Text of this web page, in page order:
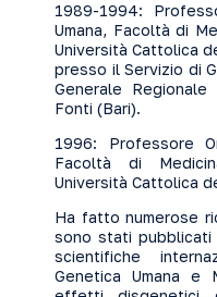
1989-1994:
Umana, Facoltà di
Università Cattolica
presso il Servizio di
Generale
Fonti (Bari).
1996: Professore
Facoltà di
Università Cattolica
Ha fatto numerose
sono stati
scientifiche
Genetica Umana e